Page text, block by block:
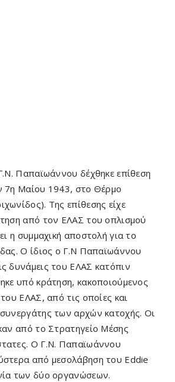
Παπαϊωάννου δέχθηκε επίθεση
7η Μαίου 1943, στο Θέρμο
Της επίθεσης είχε
από τον ΕΛΑΣ του οπλισμού
η συμμαχική αποστολή για το
Ο ίδιος ο Γ.Ν Παπαϊωάννου
δυνάμεις του ΕΛΑΣ κατόπιν
υπό κράτηση, κακοποιούμενος
ΕΛΑΣ, από τις οποίες και
των αρχών κατοχής. Οι
από το Στρατηγείο Μέσης
Ο Γ.Ν. Παπαϊωάννου
από μεσολάβηση του Eddie
των δύο οργανώσεων.